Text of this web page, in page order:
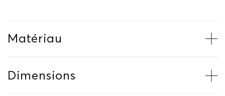
Matériau
Dimensions